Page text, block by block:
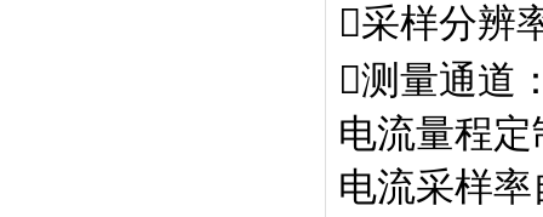
采样分辨
测量通道
电流量程定
电流采样